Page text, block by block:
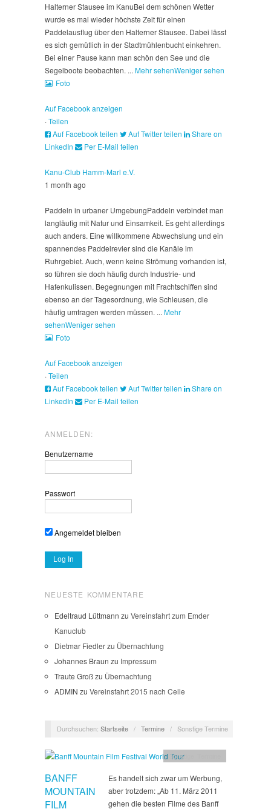
Halterner Stausee im KanuBei dem schönen Wetter
wurde es mal wieder höchste Zeit für einen
Paddelausflug über den Halterner Stausee. Dabei lässt
es sich gemütlich in der Stadtmühlenbucht einkehren.
Bei einer Pause kann man schön den See und die
Segelboote beobachten. ... Mehr sehenWeniger sehen
Foto
Auf Facebook anzeigen
·Teilen
Auf Facebook teilen
Auf Twitter teilen
Share on
LinkedIn
Per E-Mail teilen
Kanu-Club Hamm-Marl e.V.
1 month ago
Paddeln in urbaner UmgebungPaddeln verbindet man
langläufig mit Natur und Einsamkeit. Es geht allerdings
auch anders. Eine willkommene Abwechslung und ein
spannendes Paddelrevier sind die Kanäle im
Ruhrgebiet. Auch, wenn keine Strömung vorhanden ist,
so führen sie doch häufig durch Industrie- und
Hafenkulissen. Begegnungen mit Frachtschiffen sind
ebenso an der Tagesordnung, wie Schleusen, die
häufig umtragen werden müssen. ... Mehr
sehenWeniger sehen
Foto
Auf Facebook anzeigen
·Teilen
Auf Facebook teilen
Auf Twitter teilen
Share on
LinkedIn
Per E-Mail teilen
ANMELDEN:
Benutzername
Passwort
Angemeldet bleiben
NEUESTE KOMMENTARE
Edeltraud Lüttmann zu Vereinsfahrt zum Emder
Kanuclub
Dietmar Fiedlerzu Übernachtung
Johannes Braun zu Impressum
Traute Großzu Übernachtung
ADMIN zu Vereinsfahrt 2015 nach Celle
Durchsuchen: Startseite / Termine / Sonstige Termine
BANFF
MOUNTAIN
FILM
Sonstige Termine
Es handelt sich zwar um Werbung,
aber trotzdem: „Ab 11. März 2011
gehen die besten Filme des Banff